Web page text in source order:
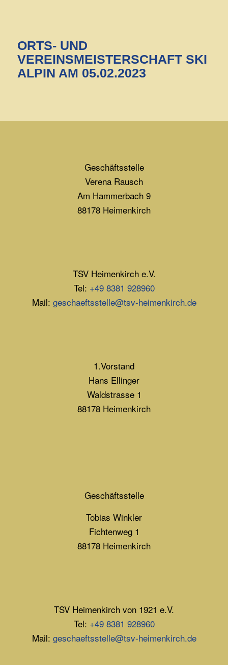
ORTS- UND
VEREINSMEISTERSCHAFT SKI
ALPIN AM 05.02.2023
Geschäftsstelle
Verena Rausch
Am Hammerbach 9
88178 Heimenkirch
TSV Heimenkirch e.V.
Tel: +49 8381 928960
Mail: geschaeftsstelle@tsv-heimenkirch.de
1.Vorstand
Hans Ellinger
Waldstrasse 1
88178 Heimenkirch
Geschäftsstelle
Tobias Winkler
Fichtenweg 1
88178 Heimenkirch
TSV Heimenkirch von 1921 e.V.
Tel: +49 8381 928960
Mail: geschaeftsstelle@tsv-heimenkirch.de